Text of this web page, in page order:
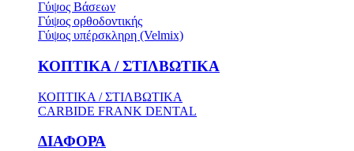
Γύψος Βάσεων
Γύψος ορθοδοντικής
Γύψος υπέρσκληρη (Velmix)
ΚΟΠΤΙΚΑ / ΣΤΙΛΒΩΤΙΚΑ
ΚΟΠΤΙΚΑ / ΣΤΙΛΒΩΤΙΚΑ
CARBIDE FRANK DENTAL
ΔΙΑΦΟΡΑ